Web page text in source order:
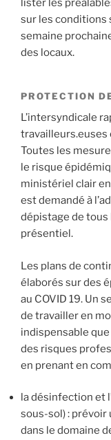
lister les
sur les conditions
semaine
des locaux.
PROTECTION
L’intersyndicale
travailleurs.euses
Toutes les
le risque
ministériel clair
est demandé à
dépistage de
présentiel.
Les plans de
élaborés sur des
au COVID 19. Un
de travailler en
indispensable
des risques
en prenant en
la désinfection et
sous-sol) :
dans le domaine